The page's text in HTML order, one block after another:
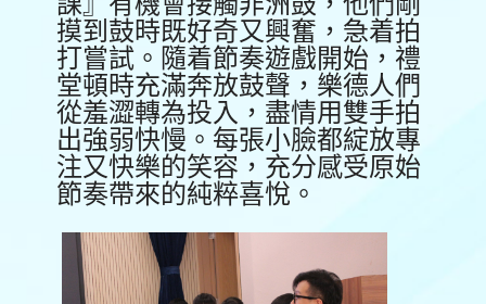
摸到鼓時既好奇又興奮，急着拍
打嘗試。隨着節奏遊戲開始，禮
堂頓時充滿奔放鼓聲，樂德人們
從羞澀轉為投入，盡情用雙手拍
出強弱快慢。每張小臉都綻放專
注又快樂的笑容，充分感受原始
節奏帶來的純粹喜悅。